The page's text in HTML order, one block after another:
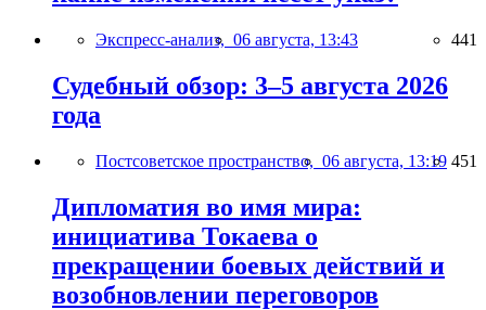
Экспресс-анализ, 06 августа, 13:43 441
Судебный обзор: 3–5 августа 2026
года
Постсоветское пространство, 06 августа, 13:19 451
Дипломатия во имя мира:
инициатива Токаева о
прекращении боевых действий и
возобновлении переговоров